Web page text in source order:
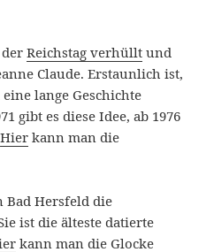
derReichstag verhüllt und
Claude. Erstaunlich ist,
lange Geschichte
gibt es diese Idee, ab 1976
Hier kann man die
Bad Hersfeld die
ist die älteste datierte
kann man die Glocke